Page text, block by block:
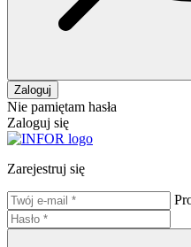
Zaloguj
Nie pamiętam hasła
Zaloguj się
Zarejestruj się